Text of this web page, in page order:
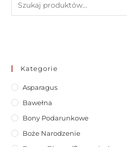
Kategorie
Asparagus
Bawełna
Bony Podarunkowe
Boże Narodzenie